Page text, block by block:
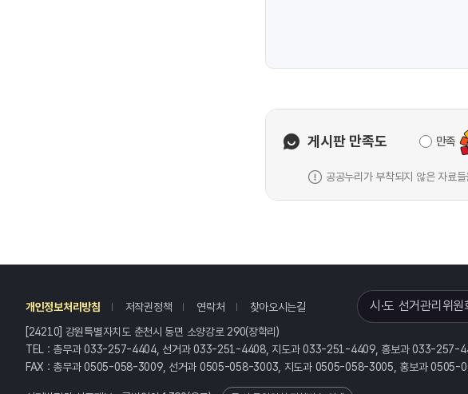
게시판 만족도 만족
공공누리가 부착되지 않은 자료
개인정보처리방침 저작권정책 연락처 찾아오시는길 시·도 선거관리위원
[24210] 강원특별자치도 춘천시 동면 소양강로 290(장학리)
TEL : 총무과 033-257-4404, 선거과 033-251-4408, 지도과 033-251-4409, 홍보과 033-257-
FAX : 총무과 0505-058-3009, 선거과 0505-058-3003, 지도과 0505-058-3005, 홍보과 0505-